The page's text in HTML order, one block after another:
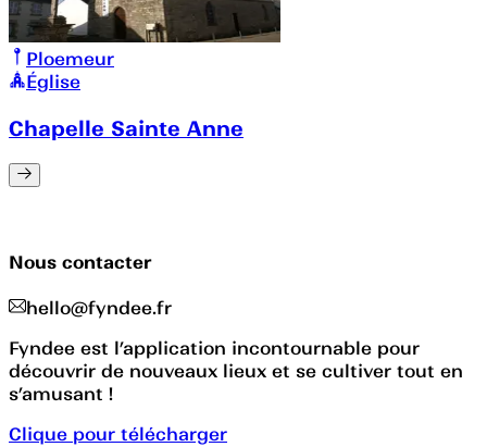
Ploemeur
Église
Chapelle Sainte Anne
Nous contacter
hello@fyndee.fr
Fyndee est l’application incontournable pour
découvrir de nouveaux lieux et se cultiver tout en
s’amusant !
Clique pour télécharger